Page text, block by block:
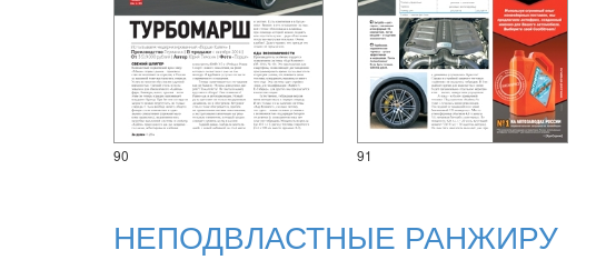
90 91
НЕПОДВЛАСТНЫЕ РАНЖИРУ